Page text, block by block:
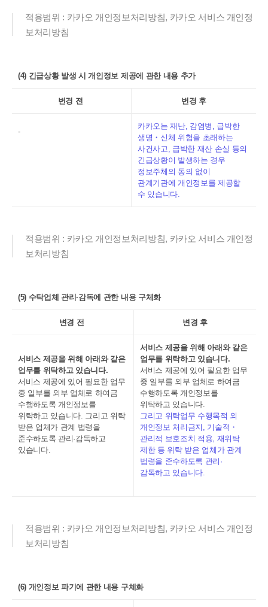
적용범위 : 카카오 개인정보처리방침, 카카오 서비스 개인정
보처리방침
(4) 긴급상황 발생 시 개인정보 제공에 관한 내용 추가
변경 전 변경 후
-
카카오는 재난, 감염병, 급박한
생명・신체 위험을 초래하는
사건사고, 급박한 재산 손실 등의
긴급상황이 발생하는 경우
정보주체의 동의 없이
관계기관에 개인정보를 제공할
수 있습니다.
적용범위 : 카카오 개인정보처리방침, 카카오 서비스 개인정
보처리방침
(5) 수탁업체 관리·감독에 관한 내용 구체화
변경 전 변경 후
서비스 제공을 위해 아래와 같은
업무를 위탁하고 있습니다.
서비스 제공에 있어 필요한 업무
중 일부를 외부 업체로 하여금
수행하도록 개인정보를
위탁하고 있습니다. 그리고 위탁
받은 업체가 관계 법령을
준수하도록 관리·감독하고
있습니다.
서비스 제공을 위해 아래와 같은
업무를 위탁하고 있습니다.
서비스 제공에 있어 필요한 업무
중 일부를 외부 업체로 하여금
수행하도록 개인정보를
위탁하고 있습니다.
그리고 위탁업무 수행목적 외
개인정보 처리금지, 기술적・
관리적 보호조치 적용, 재위탁
제한 등 위탁 받은 업체가 관계
법령을 준수하도록 관리·
감독하고 있습니다.
적용범위 : 카카오 개인정보처리방침, 카카오 서비스 개인정
보처리방침
(6) 개인정보 파기에 관한 내용 구체화